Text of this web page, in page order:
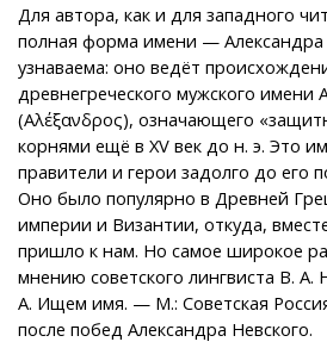
Для автора, как и для западного
полная форма имени —
узнаваема: оно ведёт
древнегреческого мужского имени
(Αλέξανδρος), означающего
корнями ещё в XV век до н. э. Это
правители и герои задолго до его
Оно было популярно в Древней
империи и Византии, откуда,
пришло к нам. Но самое широкое
мнению советского лингвиста В.
А. Ищем имя. — М.: Советская
после побед Александра Невского.